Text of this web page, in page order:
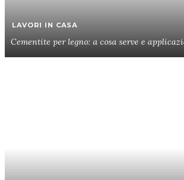
LAVORI IN CASA
Cementite per legno: a cosa serve e